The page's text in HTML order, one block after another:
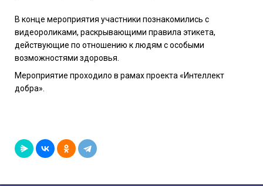
В конце мероприятия участники познакомились с
видеороликами, раскрывающими правила этикета,
действующие по отношению к людям с особыми
возможностями здоровья.
Мероприятие проходило в рамах проекта «Интеллект
добра».